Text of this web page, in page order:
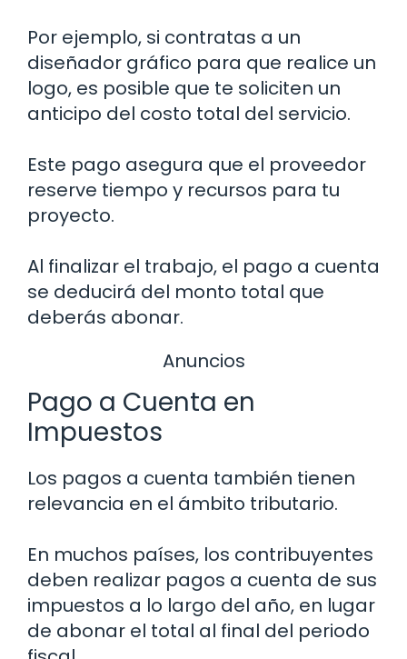
Por ejemplo, si contratas a un
diseñador gráfico para que realice un
logo, es posible que te soliciten un
anticipo del costo total del servicio.
Este pago asegura que el proveedor
reserve tiempo y recursos para tu
proyecto.
Al finalizar el trabajo, el pago a cuenta
se deducirá del monto total que
deberás abonar.
Anuncios
Pago a Cuenta en
Impuestos
Los pagos a cuenta también tienen
relevancia en el ámbito tributario.
En muchos países, los contribuyentes
deben realizar pagos a cuenta de sus
impuestos a lo largo del año, en lugar
de abonar el total al final del periodo